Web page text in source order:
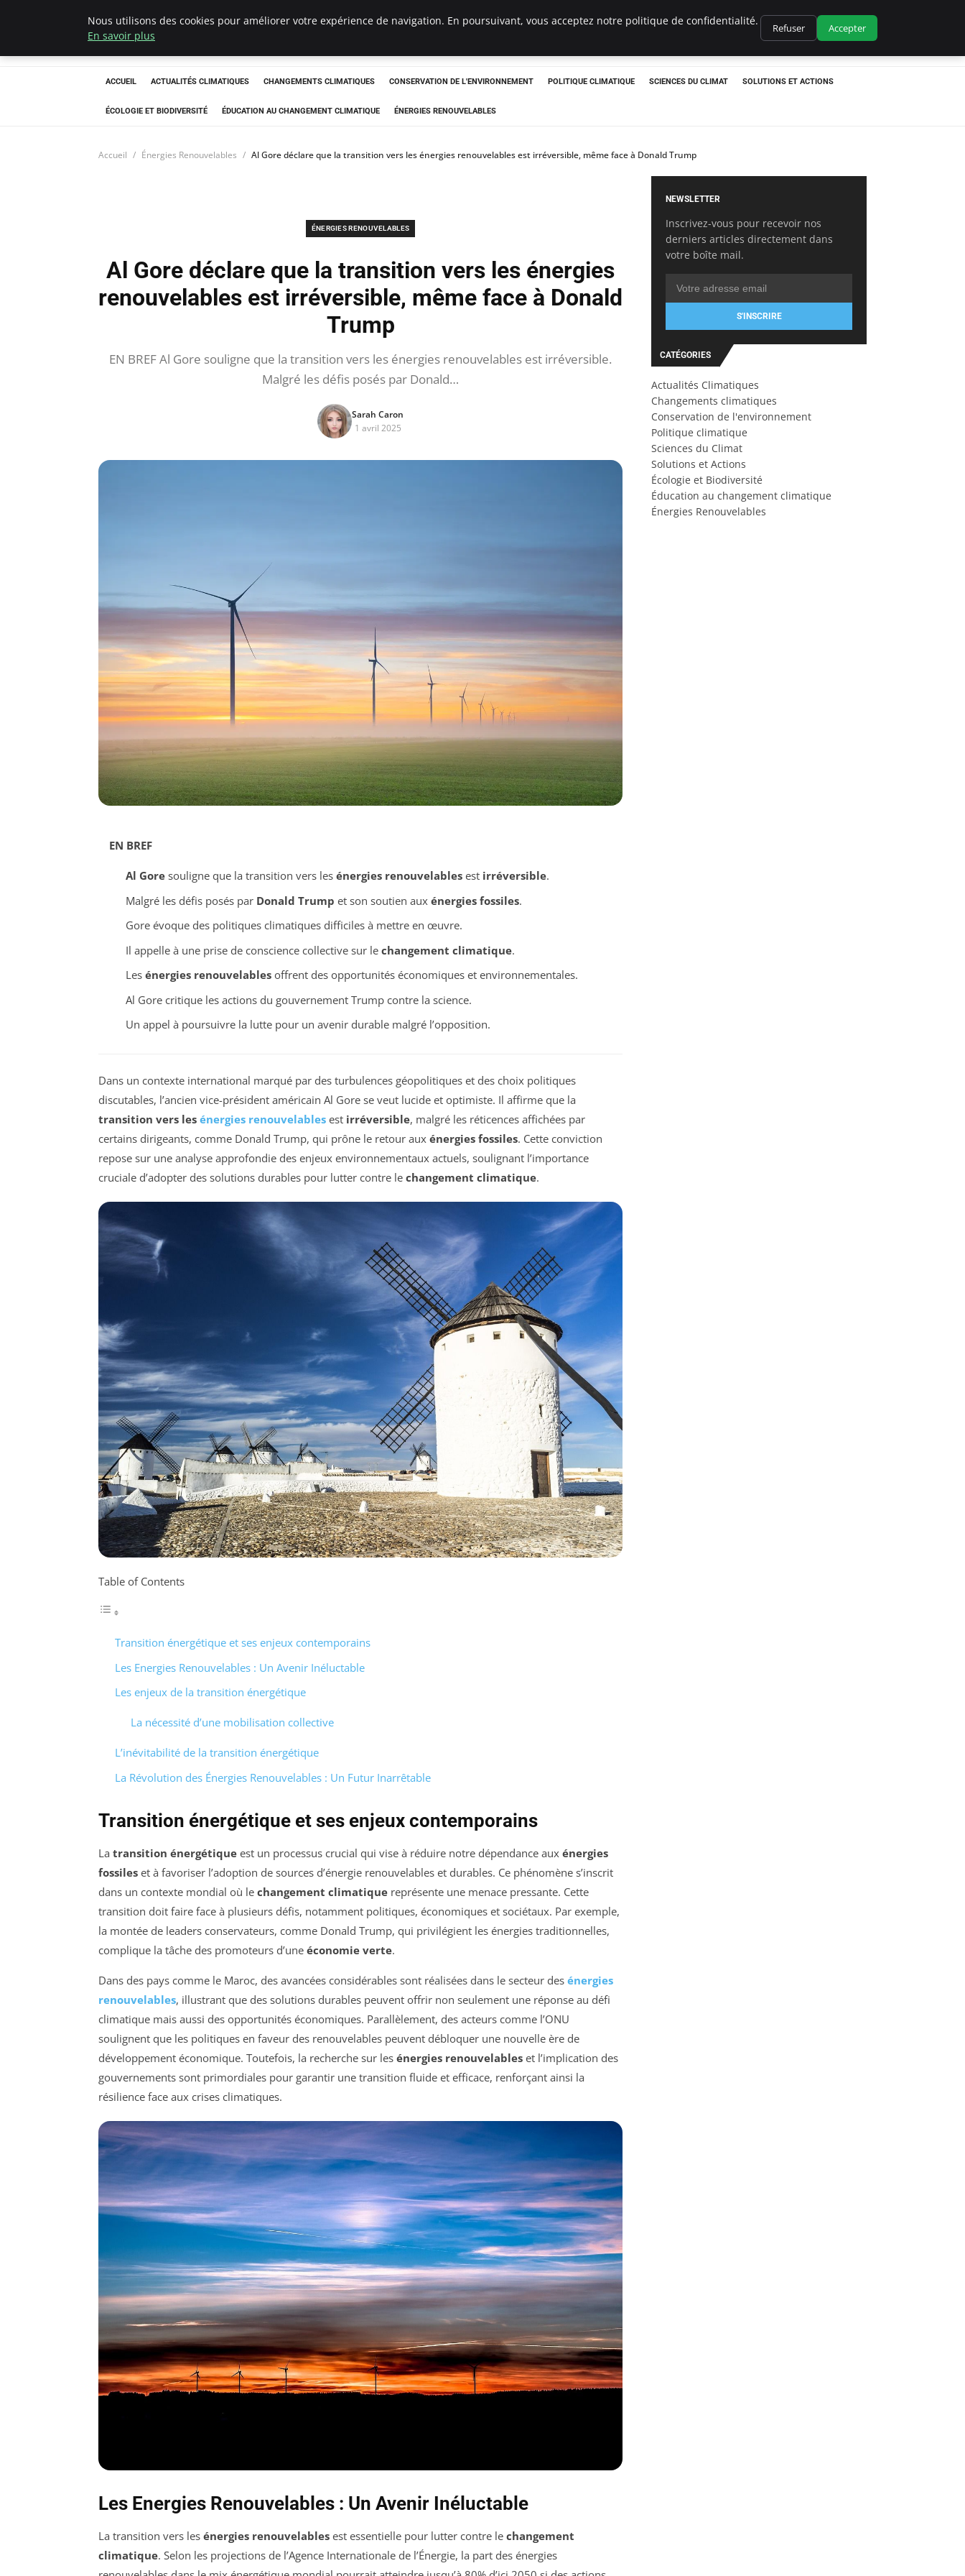
Climatedebtagents
ACCUEIL ACTUALITÉS CLIMATIQUES CHANGEMENTS CLIMATIQUES CONSERVATION DE L'ENVIRONNEMENT POLITIQUE CLIMATIQUE SCIENCES DU CLIMAT SOLUTIONS ET ACTIONS
ÉCOLOGIE ET BIODIVERSITÉ ÉDUCATION AU CHANGEMENT CLIMATIQUE ÉNERGIES RENOUVELABLES
Accueil Énergies Renouvelables Al Gore déclare que la transition vers les énergies renouvelables est irréversible, même face à Donald Trump
ÉNERGIES RENOUVELABLES
Al Gore déclare que la transition vers les énergies
renouvelables est irréversible, même face à Donald
Trump
EN BREF Al Gore souligne que la transition vers les énergies renouvelables est irréversible.
Malgré les défis posés par Donald…
Sarah Caron
1 avril 2025
EN BREF
Al Goresouligne que la transition vers les énergies renouvelablesest irréversible.
Malgré les défis posés par Donald Trump et son soutien aux énergies fossiles.
Gore évoque des politiques climatiques difficiles à mettre en œuvre.
Il appelle à une prise de conscience collective sur le changement climatique.
Les énergies renouvelablesoffrent des opportunités économiques et environnementales.
Al Gore critique les actions du gouvernement Trump contre la science.
Un appel à poursuivre la lutte pour un avenir durable malgré l’opposition.
Dans un contexte international marqué par des turbulences géopolitiques et des choix politiques
discutables, l’ancien vice-président américain Al Gore se veut lucide et optimiste. Il affirme que la
transition vers les énergies renouvelables est irréversible, malgré les réticences affichées par
certains dirigeants, comme Donald Trump, qui prône le retour aux énergies fossiles. Cette conviction
repose sur une analyse approfondie des enjeux environnementaux actuels, soulignant l’importance
cruciale d’adopter des solutions durables pour lutter contre le changement climatique.
Table of Contents
Transition énergétique et ses enjeux contemporains
Les Energies Renouvelables : Un Avenir Inéluctable
Les enjeux de la transition énergétique
La nécessité d’une mobilisation collective
L’inévitabilité de la transition énergétique
La Révolution des Énergies Renouvelables : Un Futur Inarrêtable
Transition énergétique et ses enjeux contemporains
La transition énergétique est un processus crucial qui vise à réduire notre dépendance aux énergies
fossiles et à favoriser l’adoption de sources d’énergie renouvelables et durables. Ce phénomène s’inscrit
dans un contexte mondial où le changement climatique représente une menace pressante. Cette
transition doit faire face à plusieurs défis, notamment politiques, économiques et sociétaux. Par exemple,
la montée de leaders conservateurs, comme Donald Trump, qui privilégient les énergies traditionnelles,
complique la tâche des promoteurs d’une économie verte.
Dans des pays comme le Maroc, des avancées considérables sont réalisées dans le secteur des énergies
renouvelables, illustrant que des solutions durables peuvent offrir non seulement une réponse au défi
climatique mais aussi des opportunités économiques. Parallèlement, des acteurs comme l’ONU
soulignent que les politiques en faveur des renouvelables peuvent débloquer une nouvelle ère de
développement économique. Toutefois, la recherche sur les énergies renouvelables et l’implication des
gouvernements sont primordiales pour garantir une transition fluide et efficace, renforçant ainsi la
résilience face aux crises climatiques.
Les Energies Renouvelables : Un Avenir Inéluctable
La transition vers les énergies renouvelables est essentielle pour lutter contre le changement
climatique. Selon les projections de l’Agence Internationale de l’Énergie, la part des énergies
NEWSLETTER
Inscrivez-vous pour recevoir nos
derniers articles directement dans
votre boîte mail.
S'INSCRIRE
CATÉGORIES
Actualités Climatiques
Changements climatiques
Conservation de l'environnement
Politique climatique
Sciences du Climat
Solutions et Actions
Écologie et Biodiversité
Éducation au changement climatique
Énergies Renouvelables
Nous utilisons des cookies pour améliorer votre expérience de navigation. En poursuivant, vous acceptez notre politique de confidentialité.
En savoir plus
Refuser Accepter